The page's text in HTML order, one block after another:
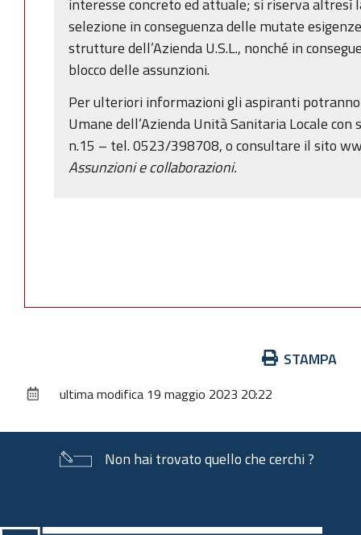
selezione in conseguenza delle mutate
strutture dell’Azienda U.S.L., nonché in
blocco delle assunzioni.
Per ulteriori informazioni gli aspiranti potranno
Umane dell’Azienda Unità Sanitaria Locale con
n.15 – tel. 0523/398708, o consultare il sito
Assunzioni e collaborazioni.
documento
STAMPA
ultima modifica 19 maggio 2023 20:22
Non hai trovato quello che cerchi ?